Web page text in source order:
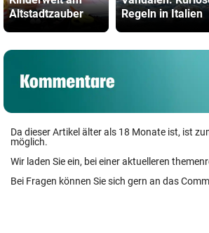
Altstadtzauber
Regeln in Italien
Da dieser Artikel älter als 18 Monate ist, ist
möglich.
Wir laden Sie ein, bei einer aktuelleren
Bei Fragen können Sie sich gern an das